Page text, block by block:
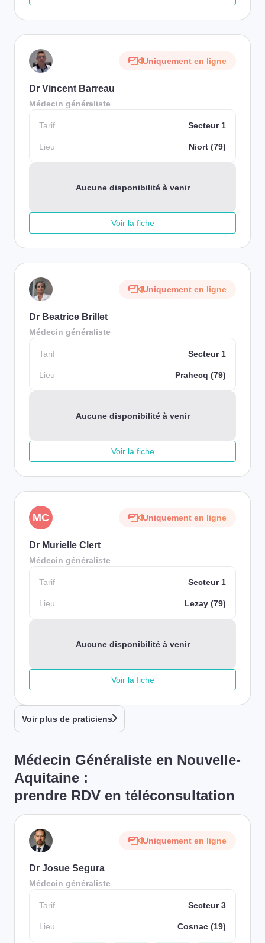
Uniquement en ligne
Dr Vincent Barreau
Médecin généraliste
Tarif Secteur 1
Lieu Niort (79)
Aucune disponibilité à venir
Voir la fiche
Uniquement en ligne
Dr Beatrice Brillet
Médecin généraliste
Tarif Secteur 1
Lieu Prahecq (79)
Aucune disponibilité à venir
Voir la fiche
MC Uniquement en ligne
Dr Murielle Clert
Médecin généraliste
Tarif Secteur 1
Lieu Lezay (79)
Aucune disponibilité à venir
Voir la fiche
Voir plus de praticiens
Médecin Généraliste en Nouvelle-
Aquitaine :
prendre RDV en téléconsultation
Uniquement en ligne
Dr Josue Segura
Médecin généraliste
Tarif Secteur 3
Lieu Cosnac (19)